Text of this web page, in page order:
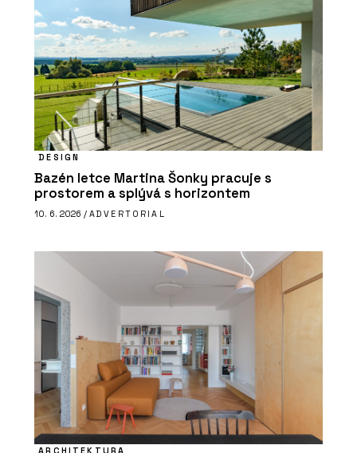
DESIGN
Bazén letce Martina Šonky pracuje s
prostorem a splývá s horizontem
10. 6. 2026 / ADVERTORIAL
ARCHITEKTURA